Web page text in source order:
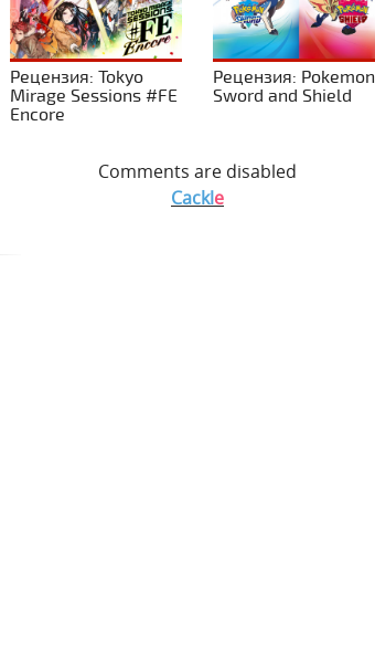
Рецензия: Tokyo
Mirage Sessions #FE
Encore
Рецензия: Pokemon
Sword and Shield
Comments are disabled
Cackle